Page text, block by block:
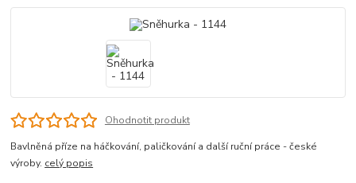
Ohodnotit produkt
Bavlněná příze na háčkování, paličkování a další ruční práce - české
výroby. celý popis